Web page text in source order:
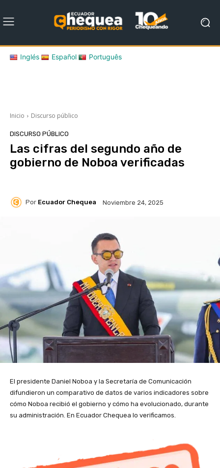
Inglés Español Português
Inicio Discurso público
DISCURSO PÚBLICO
Las cifras del segundo año de
gobierno de Noboa verificadas
Por Ecuador Chequea Noviembre 24, 2025
El presidente Daniel Noboa y la Secretaría de Comunicación
difundieron un comparativo de datos de varios indicadores sobre
cómo Noboa recibió el gobierno y cómo ha evolucionado, durante
su administración. En Ecuador Chequea lo verificamos.